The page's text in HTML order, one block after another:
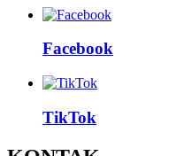
Facebook
TikTok